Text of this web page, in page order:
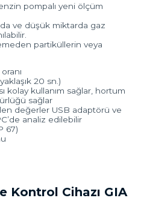
pompalı yeni ölçüm
ve düşük miktarda gaz
partiküllerin veya
20 sn.)
kolay kullanım sağlar, hortum
sağlar
değerler USB adaptörü ve
analiz edilebilir
67)
Kontrol Cihazı GIA